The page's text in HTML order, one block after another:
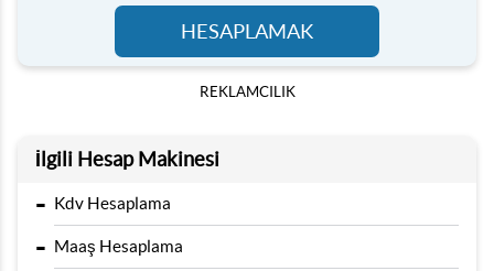
HESAPLAMAK
REKLAMCILIK
İlgili Hesap Makinesi
- Kdv Hesaplama
- Maaş Hesaplama